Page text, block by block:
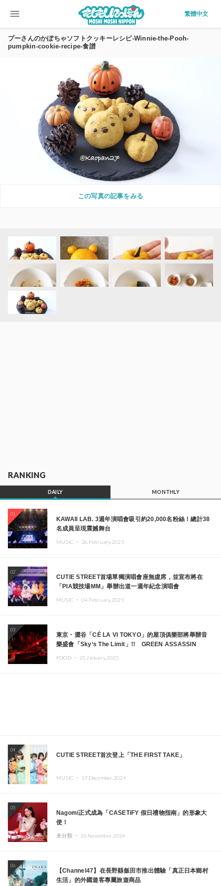
menu 繁體中文
プーさんのかぼちゃソフトクッキーレシピ-Winnie-the-Pooh-
pumpkin-cookie-recipe-食譜
この写真の記事をみる
RANKING
DAILY MONTHLY
01
KAWAII LAB. 3週年演唱會吸引約20,000名粉絲！總計38
名成員呈現震撼舞台
MUSIC ・ 26.February.2025
02
CUTIE STREET首場單獨演唱會座無虛席，並宣布將在
「PIA競技場MM」舉辦出道一週年紀念演唱會
MUSIC ・ 04.February.2025
03
東京・澀谷「CÉ LA VI TOKYO」的屋頂俱樂部將舉辦音
樂盛會「Sky‘s The Limit」!! GREEN ASSASSIN
本頂尖DJ及創作者齊聚一堂
FOOD ・ 21.January.2025
04
CUTIE STREET首次登上「THE FIRST TAKE」
MUSIC ・ 17.December.2024
05
Nagomi正式成為「CASETiFY 假日禮物指南」的形象大
使！
未分類 ・ 26.November.2024
06
【Channel47】在長野縣飯田市推出體驗「真正日本鄉村
生活」的外國遊客專屬旅遊商品